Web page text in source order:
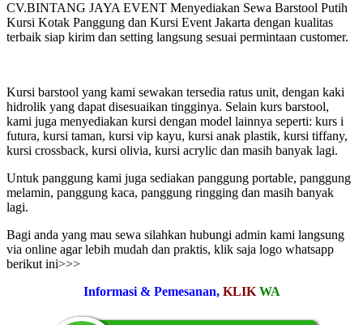
CV.BINTANG JAYA EVENT Menyediakan Sewa Barstool Putih
Kursi Kotak Panggung dan Kursi Event Jakarta dengan kualitas
terbaik siap kirim dan setting langsung sesuai permintaan customer.
Kursi barstool yang kami sewakan tersedia ratus unit, dengan kaki
hidrolik yang dapat disesuaikan tingginya. Selain kurs barstool,
kami juga menyediakan kursi dengan model lainnya seperti: kurs i
futura, kursi taman, kursi vip kayu, kursi anak plastik, kursi tiffany,
kursi crossback, kursi olivia, kursi acrylic dan masih banyak lagi.
Untuk panggung kami juga sediakan panggung portable, panggung
melamin, panggung kaca, panggung ringging dan masih banyak
lagi.
Bagi anda yang mau sewa silahkan hubungi admin kami langsung
via online agar lebih mudah dan praktis, klik saja logo whatsapp
berikut ini>>>
Informasi & Pemesanan, KLIK WA